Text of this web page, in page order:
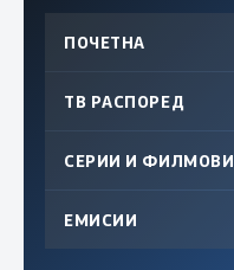
ПОЧЕТНА
ТВ РАСПОРЕД
СЕРИИ И ФИЛМОВИ
ЕМИСИИ